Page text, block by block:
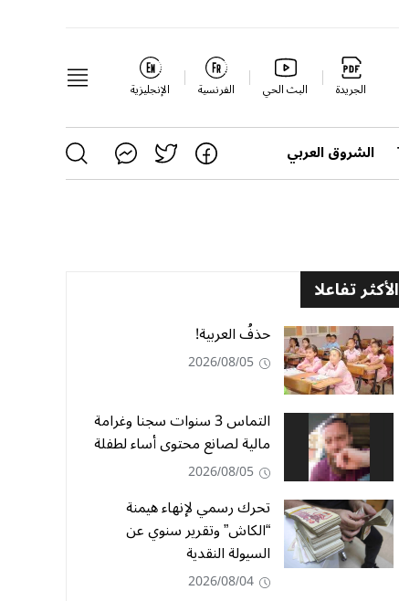
الجريدة البث الحي الفرنسية الإنجليزية
الشروق العربي
الأكثر تفاعلا
حذفُ العربية!
2026/08/05
التماس 3 سنوات سجنا وغرامة
مالية لصانع محتوى أساء لطفلة
2026/08/05
تحرك رسمي لإنهاء هيمنة
“الكاش” وتقرير سنوي عن
السيولة النقدية
2026/08/04